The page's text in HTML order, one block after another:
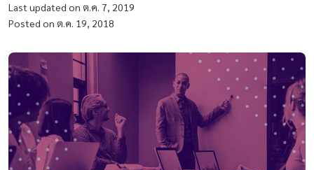
Last updated on ต.ค. 7, 2019
Posted on ต.ค. 19, 2018